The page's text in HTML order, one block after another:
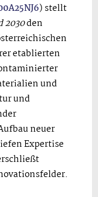
) stellt
2030den
etablierten
und
und
neuer
Expertise